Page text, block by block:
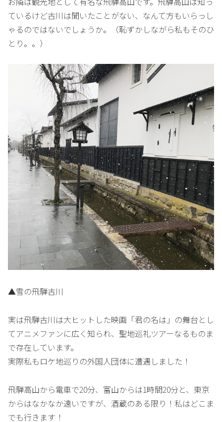
ているけど古川は聞いたことがない、なんて方もいらっし
ゃるのではないでしょうか。（恥ずかしながら私もそのひ
とり。。）
▲雪の飛騨古川
実は飛騨古川は大ヒットした映画「君の名は」の舞台とし
てアニメファンに広く知られ、聖地巡礼ツアーなるものま
で存在しています。
実際私もロケ地巡りの外国人団体に遭遇しました！
飛騨高山から電車で20分、富山からは1時間20分と、東京
からはなかなか遠いですが、酒蔵のある限り！私はどこま
でも行きます！